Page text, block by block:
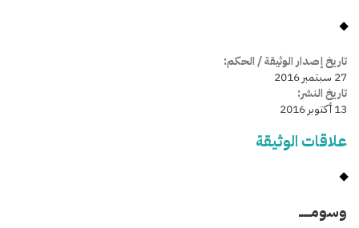
تاريخ إصدار الوثيقة / الحكم:
27 سبتمبر 2016
تاريخ النشر:
13 أكتوبر 2016
علاقات الوثيقة
وسومـــــ